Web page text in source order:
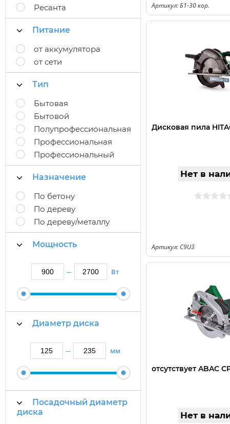
Ресанта
Питание
от аккумулятора
от сети
Тип
Бытовая
Бытовой
Полупрофессиональная
Профессиональная
Профессиональный
Назначение
По бетону
По дереву
По дереву/металлу
Мощность
— Вт
Диаметр диска
— мм
Посадочный диаметр
диска
Артикул: Б1-30 кор.
Дисковая пила
Нет в
Артикул: C9U3
отсутствует ABAC
Нет в